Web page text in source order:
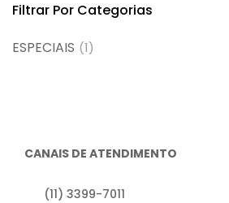
Filtrar Por Categorias
ESPECIAIS (1)
CANAIS DE ATENDIMENTO
(11) 3399-7011